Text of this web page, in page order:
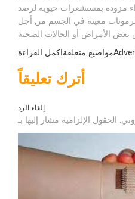
مزودة بمستشعرات حيوية لرصد
معينة في الجسم من أجل
أترك تعليقاً
إلغاء الرد